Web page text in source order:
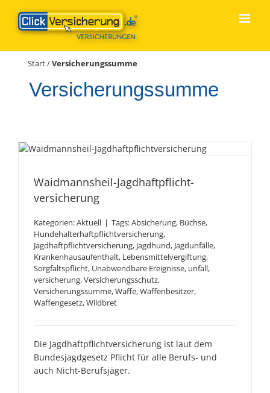
Inhalt
springen
Start/Versicherungssumme
Versicherungssumme
Waidmannsheil-
Jagdhaftpflicht­versicherung
Waidmannsheil-Jagdhaftpflicht­
versicherung
Kategorien:Aktuell | Tags:Absicherung, Büchse,
Hundehalterhaftpflichtversicherung,
Jagdhaftpflichtversicherung, Jagdhund, Jagdunfälle,
Krankenhausaufenthalt, Lebensmittelvergiftung,
Sorgfaltspflicht, Unabwendbare Ereignisse, unfall,
versicherung,Versicherungsschutz,
Versicherungssumme,Waffe,Waffenbesitzer,
Waffengesetz,Wildbret
Die Jagdhaftpflichtversicherung ist laut dem
Bundesjagdgesetz Pflicht für alle Berufs- und
auch Nicht-Berufsjäger.